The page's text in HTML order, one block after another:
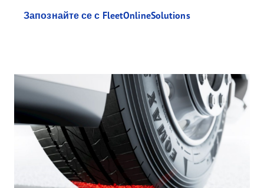
Запознайте се с FleetOnlineSolutions